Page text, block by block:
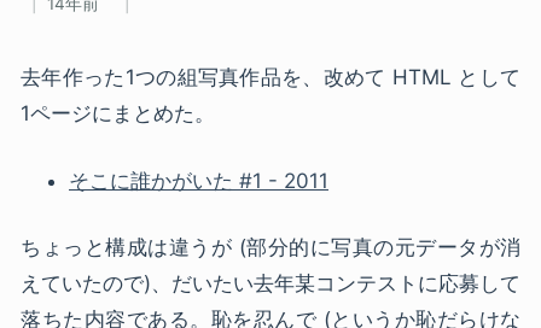
去年作った1つの組写真作品を、改めて HTML として
1ページにまとめた。
そこに誰かがいた #1 - 2011
ちょっと構成は違うが (部分的に写真の元データが消
えていたので)、だいたい去年某コンテストに応募して
落ちた内容である。恥を忍んで (というか恥だらけな